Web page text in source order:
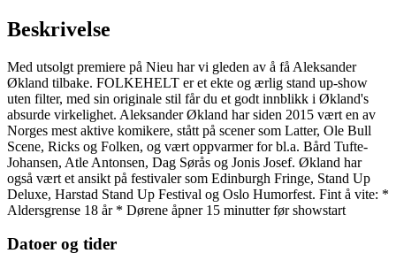
Beskrivelse
Med utsolgt premiere på Nieu har vi gleden av å få Aleksander
Økland tilbake. FOLKEHELT er et ekte og ærlig stand up-show
uten filter, med sin originale stil får du et godt innblikk i Økland's
absurde virkelighet. Aleksander Økland har siden 2015 vært en av
Norges mest aktive komikere, stått på scener som Latter, Ole Bull
Scene, Ricks og Folken, og vært oppvarmer for bl.a. Bård Tufte-
Johansen, Atle Antonsen, Dag Sørås og Jonis Josef. Økland har
også vært et ansikt på festivaler som Edinburgh Fringe, Stand Up
Deluxe, Harstad Stand Up Festival og Oslo Humorfest. Fint å vite: *
Aldersgrense 18 år * Dørene åpner 15 minutter før showstart
Datoer og tider